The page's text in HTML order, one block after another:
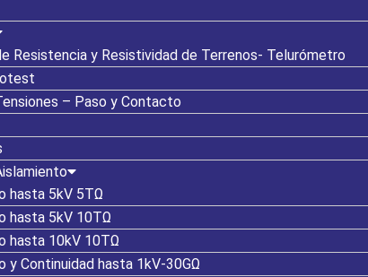
Resistencia y Resistividad de Terrenos- Telurómetro
– Paso y Contacto
hasta 5kV 5TΩ
hasta 5kV 10TΩ
hasta 10kV 10TΩ
y Continuidad hasta 1kV-30GΩ